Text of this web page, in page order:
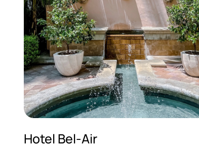
Hotel Bel-Air